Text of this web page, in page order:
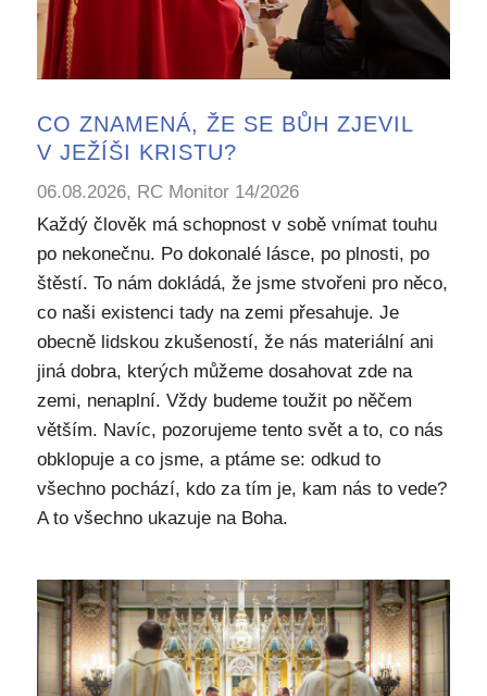
CO ZNAMENÁ, ŽE SE BŮH ZJEVIL
V JEŽÍŠI KRISTU?
06.08.2026, RC Monitor 14/2026
Každý člověk má schopnost v sobě vnímat touhu
po nekonečnu. Po dokonalé lásce, po plnosti, po
štěstí. To nám dokládá, že jsme stvořeni pro něco,
co naši existenci tady na zemi přesahuje. Je
obecně lidskou zkušeností, že nás materiální ani
jiná dobra, kterých můžeme dosahovat zde na
zemi, nenaplní. Vždy budeme toužit po něčem
větším. Navíc, pozorujeme tento svět a to, co nás
obklopuje a co jsme, a ptáme se: odkud to
všechno pochází, kdo za tím je, kam nás to vede?
A to všechno ukazuje na Boha.